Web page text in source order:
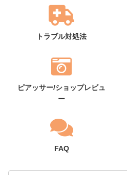
トラブル対処法
ピアッサー/ショップレビュ
ー
FAQ